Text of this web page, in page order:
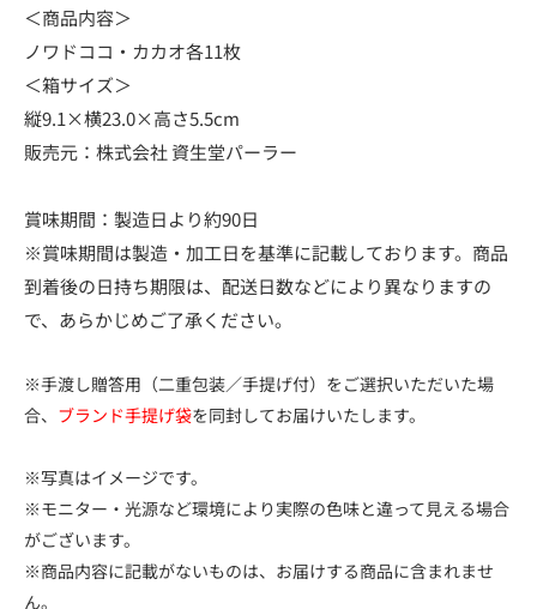
＜商品内容＞
ノワドココ・カカオ各11枚
＜箱サイズ＞
縦9.1×横23.0×高さ5.5cm
販売元：株式会社 資生堂パーラー
賞味期間：製造日より約90日
※賞味期間は製造・加工日を基準に記載しております。商品
到着後の日持ち期限は、配送日数などにより異なりますの
で、あらかじめご了承ください。
※手渡し贈答用（二重包装／手提げ付）をご選択いただいた場
合、 ブランド手提げ袋を同封してお届けいたします。
※写真はイメージです。
※モニター・光源など環境により実際の色味と違って見える場合
がございます。
※商品内容に記載がないものは、お届けする商品に含まれませ
ん。